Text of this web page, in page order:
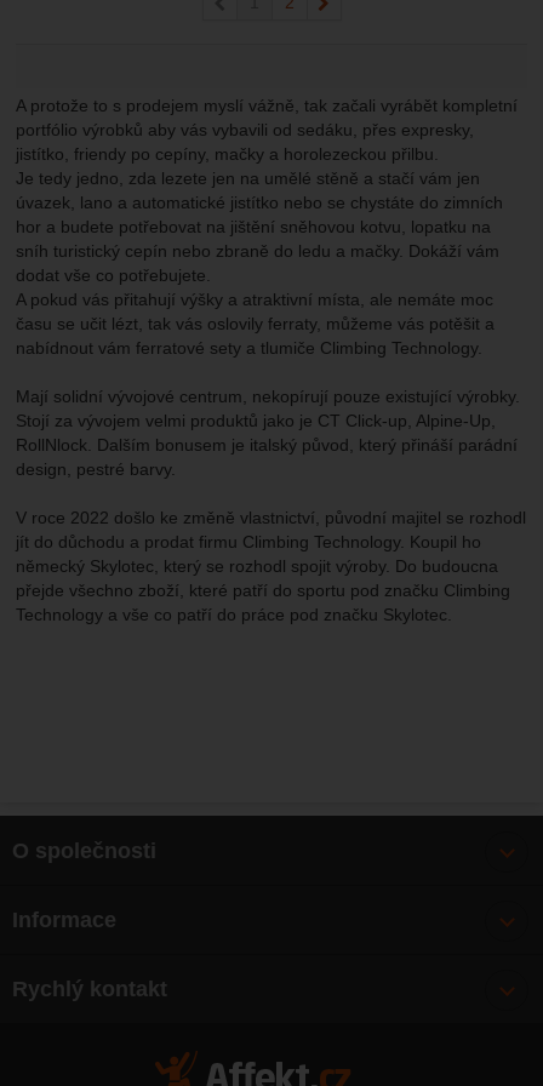
A protože to s prodejem myslí vážně, tak začali vyrábět kompletní
portfólio výrobků aby vás vybavili od sedáku, přes expresky,
jistítko, friendy po cepíny, mačky a horolezeckou přilbu.
Je tedy jedno, zda lezete jen na umělé stěně a stačí vám jen
úvazek, lano a automatické jistítko nebo se chystáte do zimních
hor a budete potřebovat na jištění sněhovou kotvu, lopatku na
sníh turistický cepín nebo zbraně do ledu a mačky. Dokáží vám
dodat vše co potřebujete.
A pokud vás přitahují výšky a atraktivní místa, ale nemáte moc
času se učit lézt, tak vás oslovily ferraty, můžeme vás potěšit a
nabídnout vám ferratové sety a tlumiče Climbing Technology.
Mají solidní vývojové centrum, nekopírují pouze existující výrobky.
Stojí za vývojem velmi produktů jako je CT Click-up, Alpine-Up,
RollNlock. Dalším bonusem je italský původ, který přináší parádní
design, pestré barvy.
V roce 2022 došlo ke změně vlastnictví, původní majitel se rozhodl
jít do důchodu a prodat firmu Climbing Technology. Koupil ho
německý Skylotec, který se rozhodl spojit výroby. Do budoucna
přejde všechno zboží, které patří do sportu pod značku Climbing
Technology a vše co patří do práce pod značku Skylotec.
O společnosti
O nás
Mapa webu
Rychlý kontakt
Informace
Výměna, vrácení zboží
Zásady ochrany osobních údajů